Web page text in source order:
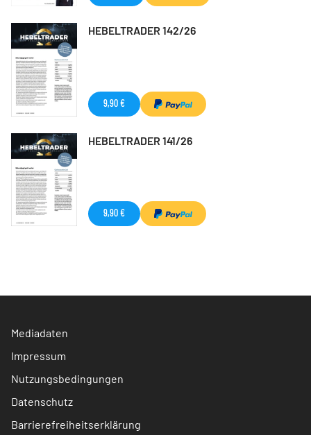
HEBELTRADER 142/26
9,90 €
HEBELTRADER 141/26
9,90 €
Mediadaten
Impressum
Nutzungsbedingungen
Datenschutz
Barrierefreiheitserklärung